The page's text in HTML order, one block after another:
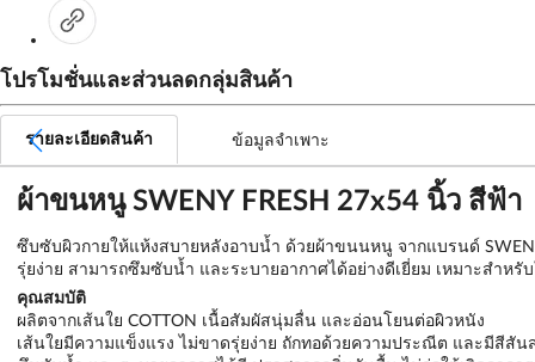
โปรโมชั่นและส่วนลดกลุ่มสินค้า
รายละเอียดสินค้า ข้อมูลจำเพาะ
ผ้าขนหนู SWENY FRESH 27x54 นิ้ว สีฟ้า
ซึบซับผิวกายให้แห้งสบายหลังอาบน้ำ ด้วยผ้าขนนหนู จากแบรนด์
รุ่ยง่าย สามารถซึมซับน้ำ และระบายอากาศได้อย่างดีเยี่ยม เหมาะสำห
คุณสมบัติ
ผลิตจากเส้นใย COTTON เนื้อสัมผัสนุ่มลื่น และอ่อนโยนต่อผิวหนัง
เส้นใยมีความแข็งแรง ไม่ขาดรุ่ยง่าย ถักทอด้วยความประณีต และมีสีสัน